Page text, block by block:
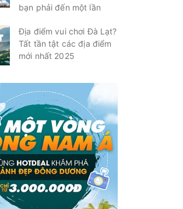
bạn phải đến một lần
Địa điểm vui chơi Đà Lạt?
Tất tần tật các địa điểm
mới nhất 2025